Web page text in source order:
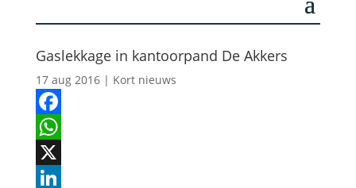
Gaslekkage in kantoorpand De Akkers
17 aug 2016| Kort nieuws
Facebook
WhatsApp
X